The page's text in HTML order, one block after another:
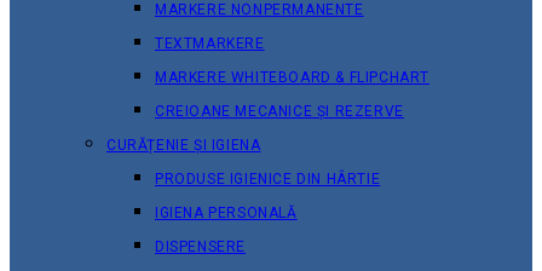
MARKERE NONPERMANENTE
TEXTMARKERE
MARKERE WHITEBOARD & FLIPCHART
CREIOANE MECANICE ȘI REZERVE
CURĂȚENIE ȘI IGIENA
PRODUSE IGIENICE DIN HÂRTIE
IGIENA PERSONALĂ
DISPENSERE